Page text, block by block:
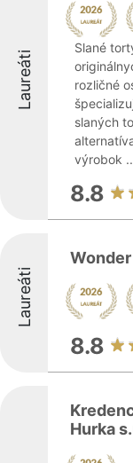
Laureáti
Slané
rozličné
slaných
výrobok
8.8
Laureáti
8.8
Hurka